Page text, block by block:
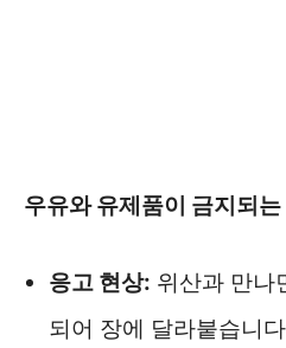
우유와 유제품이 금지되
응고 현상: 위산과 만나
되어 장에 달라붙습니다